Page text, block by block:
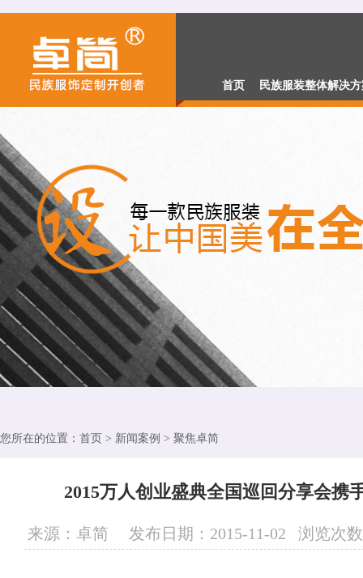
首页 民族服装整体解决
您所在的位置： 首页 > 新闻案例 > 聚焦卓简
2015万人创业盛典全国巡回分享会携
来源：卓简 发布日期：2015-11-02 浏览次